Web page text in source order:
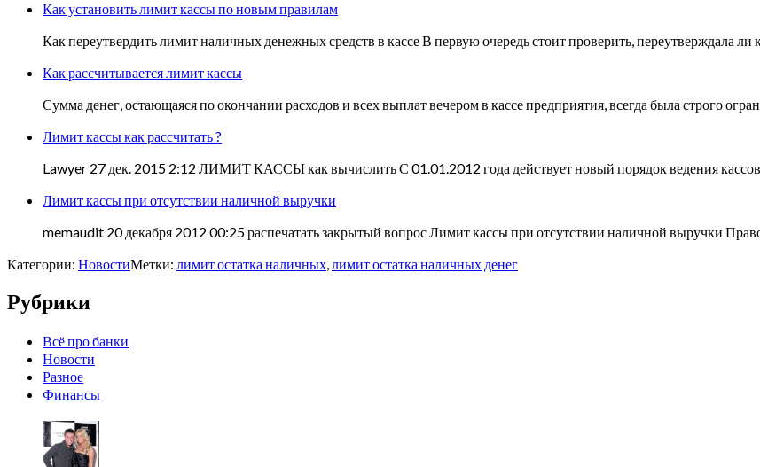
Как установить лимит кассы по новым правилам
Как переутвердить лимит наличных денежных средств в кассе В первую очередь стоит проверить, переутверждала
Как рассчитывается лимит кассы
Сумма денег, остающаяся по окончании расходов и всех выплат вечером в кассе предприятия, всегда была строго
Лимит кассы как рассчитать ?
Lawyer 27 дек. 2015 2:12 ЛИМИТ КАССЫ как вычислить С 01.01.2012 года действует новый порядок ведения
Лимит кассы при отсутствии наличной выручки
memaudit 20 декабря 2012 00:25 распечатать закрытый вопрос Лимит кассы при отсутствии наличной выручки
Категории: НовостиМетки: лимит остатка наличных,лимит остатка наличных денег
Рубрики
Всё про банки
Новости
Разное
Финансы